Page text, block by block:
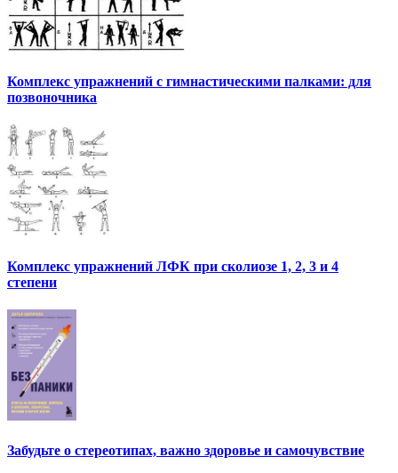
Комплекс упражнений с гимнастическими палками: для
позвоночника
Комплекс упражнений ЛФК при сколиозе 1, 2, 3 и 4
степени
Забудьте о стереотипах, важно здоровье и самочувствие